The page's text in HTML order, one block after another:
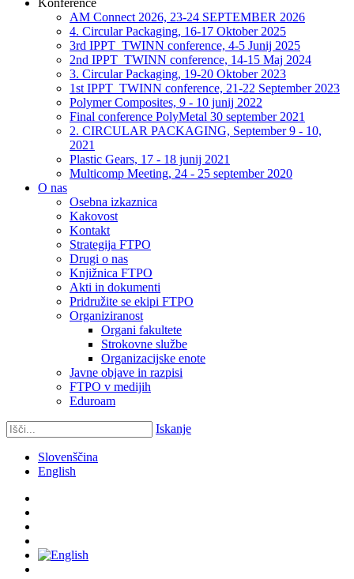
Konference
AM Connect 2026, 23-24 SEPTEMBER 2026
4. Circular Packaging, 16-17 Oktober 2025
3rd IPPT_TWINN conference, 4-5 Junij 2025
2nd IPPT_TWINN conference, 14-15 Maj 2024
3. Circular Packaging, 19-20 Oktober 2023
1st IPPT_TWINN conference, 21-22 September 2023
Polymer Composites, 9 - 10 junij 2022
Final conference PolyMetal 30 september 2021
2. CIRCULAR PACKAGING, September 9 - 10,
2021
Plastic Gears, 17 - 18 junij 2021
Multicomp Meeting, 24 - 25 september 2020
O nas
Osebna izkaznica
Kakovost
Kontakt
Strategija FTPO
Drugi o nas
Knjižnica FTPO
Akti in dokumenti
Pridružite se ekipi FTPO
Organiziranost
Organi fakultete
Strokovne službe
Organizacijske enote
Javne objave in razpisi
FTPO v medijih
Eduroam
Iskanje
Slovenščina
English